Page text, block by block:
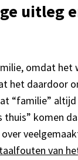
uitleg
omdat het
het daardoor
“familie”
komen
van